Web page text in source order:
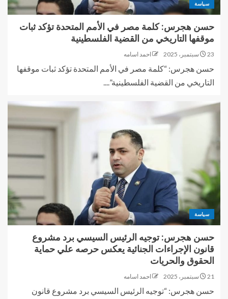
سياسة
حسن هجرس: كلمة مصر في الأمم المتحدة تؤكد ثبات
موقفها التاريخي من القضية الفلسطينية
23 سبتمبر، 2025 احمد اسامه
حسن هجرس: “كلمة مصر في الأمم المتحدة تؤكد ثبات موقفها
التاريخي من القضية الفلسطينية”....
سياسة
حسن هجرس: توجيه الرئيس السيسي برد مشروع
قانون الإجراءات الجنائية يعكس حرصه علي حماية
الحقوق والحريات
21 سبتمبر، 2025 احمد اسامه
حسن هجرس: “توجيه الرئيس السيسي برد مشروع قانون